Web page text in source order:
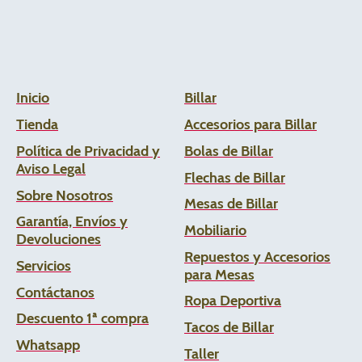
Inicio
Tienda
Política de Privacidad y
Aviso Legal
Sobre Nosotros
Garantía, Envíos y
Devoluciones
Servicios
Contáctanos
Descuento 1ª compra
Whatsapp
Billar
Accesorios para Billar
Bolas de Billar
Flechas de Billar
Mesas de Billar
Mobiliario
Repuestos y Accesorios
para Mesas
Ropa Deportiva
Tacos de Billar
Taller